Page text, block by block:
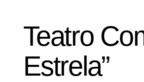
Teatro
Estrela”